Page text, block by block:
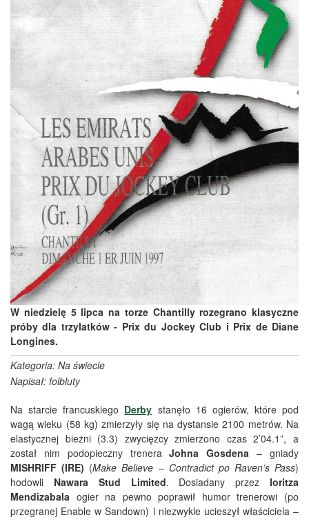
W niedzielę 5 lipca na torze Chantilly rozegrano klasyczne
próby dla trzylatków - Prix du Jockey Club i Prix de Diane
Longines.
Kategoria: Na świecie
Napisał: folbluty
Na starcie francuskiego Derby stanęło 16 ogierów, które pod
wagą wieku (58 kg) zmierzyły się na dystansie 2100 metrów. Na
elastycznej bieżni (3.3) zwycięzcy zmierzono czas 2’04.1”, a
został nim podopieczny treneraJohna Gosdena – gniady
MISHRIFF (IRE) (Make Believe – Contradict po Raven’s Pass)
hodowli Nawara Stud Limited. Dosiadany przezIoritza
Mendizabala ogier na pewno poprawił humor trenerowi (po
przegranej Enable w Sandown) i niezwykle ucieszył właściciela –